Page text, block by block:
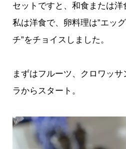
セットですと、和食または洋
私は洋食で、卵料理は”エッ
チ”をチョイスしました。
まずはフルーツ、クロワッ
ラからスタート。